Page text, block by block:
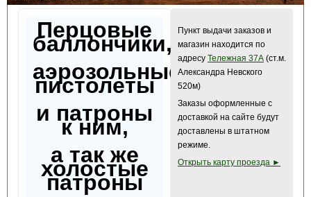
Перцовые
баллончики,
аэрозольные
пистолеты
и патроны
к ним,
а так же
холостые
патроны
Пункт выдачи заказов и
магазин находится по
адресу Тележная 37А (ст.м.
Александра Невского
520м)
Заказы оформленные с
доставкой на сайте будут
доставлены в штатном
режиме.
Открыть карту проезда ►